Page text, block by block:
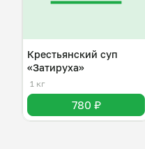
Крестьянский суп
«Затируха»
1 кг
780 ₽